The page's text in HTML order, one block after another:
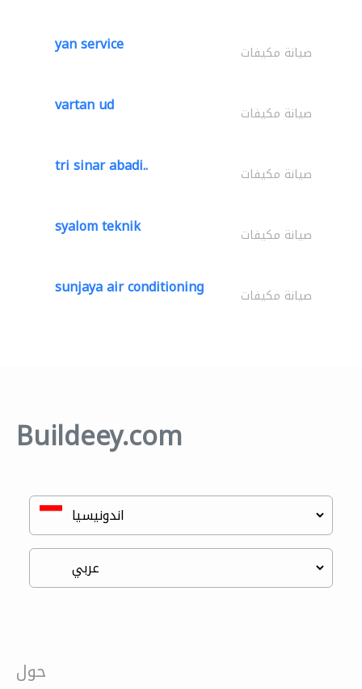
yan service صيانة مكيفات
vartan ud صيانة مكيفات
tri sinar abadi.. صيانة مكيفات
syalom teknik صيانة مكيفات
sunjaya air conditioning صيانة مكيفات
Buildeey.com
حول